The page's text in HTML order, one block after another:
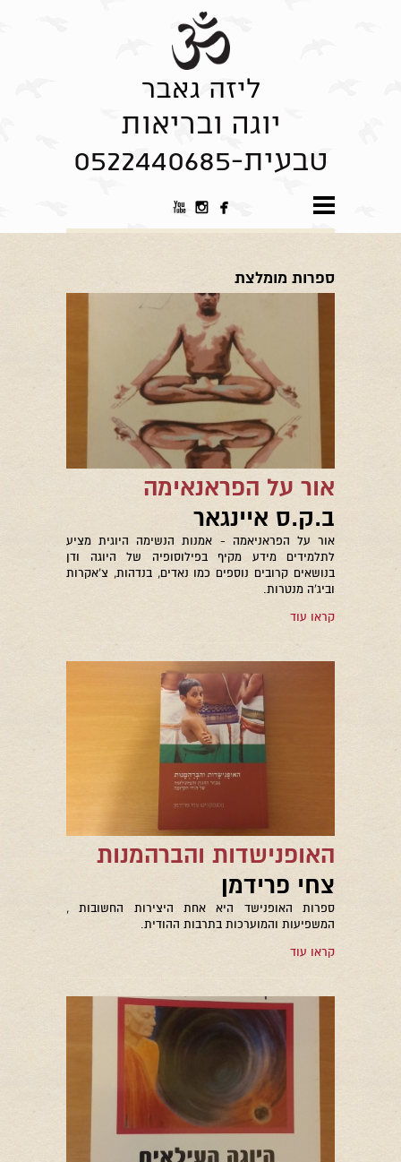
ליזה גאבר
יוגה ובריאות
טבעית-0522440685



ספרות מומלצת
אור על הפראנאימה
ב.ק.ס איינגאר
אור על הפראניאמה - אמנות הנשימה היוגית מציע
לתלמידים מידע מקיף בפילוסופיה של היוגה ודן
בנושאים קרובים נוספים כמו נאדים, בנדהות, צ'אקרות
וביג'ה מנטרות.
קראו עוד
האופנישדות והברהמנות
צחי פרידמן
ספרות האופנישד היא אחת היצירות החשובות ,
המשפיעות והמוערכות בתרבות ההודית.
קראו עוד